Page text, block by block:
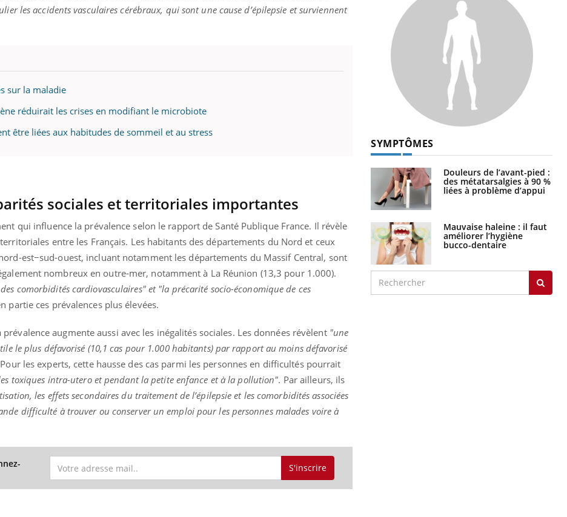
les accidents vasculaires cérébraux, qui sont une cause d’épilepsie et surviennent
sur la maladie
réduirait les crises en modifiant le microbiote
être liées aux habitudes de sommeil et au stress
sociales et territoriales importantes
qui influence la prévalence selon le rapport de Santé Publique France. Il révèle
entre les Français. Les habitants des départements du Nord et ceux
est−sud-ouest, incluant notamment les départements du Massif Central, sont
nombreux en outre-mer, notamment à La Réunion (13,3 pour 1.000).
comorbidités cardiovasculaires" et "la précarité socio-économique de ces
partie ces prévalences plus élevées.
augmente aussi avec les inégalités sociales. Les données révèlent "une
le plus défavorisé (10,1 cas pour 1.000 habitants) par rapport au moins défavorisé
les experts, cette hausse des cas parmi les personnes en difficultés pourrait
toxiques intra-utero et pendant la petite enfance et à la pollution". Par ailleurs, ils
les effets secondaires du traitement de l’épilepsie et les comorbidités associées
difficulté à trouver ou conserver un emploi pour les personnes malades voire à
S'inscrire
SYMPTÔMES
Douleurs de l’avant-pied :
des métatarsalgies à 90 %
liées à problème d’appui
Mauvaise haleine : il faut
améliorer l’hygiène
bucco-dentaire